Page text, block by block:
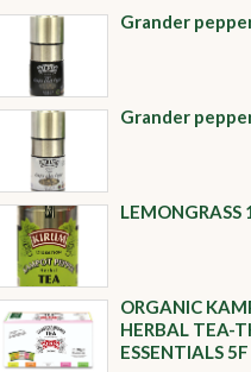
Grander
Grander
LEMONGRASS
ORGANIC
HERBAL TEA-
ESSENTIALS 5F